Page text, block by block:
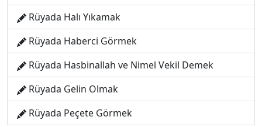
Rüyada Halı Yıkamak
Rüyada Haberci Görmek
Rüyada Hasbinallah ve Nimel Vekil Demek
Rüyada Gelin Olmak
Rüyada Peçete Görmek